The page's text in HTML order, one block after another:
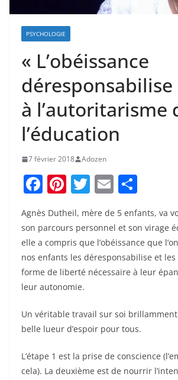
PSYCHOLOGIE
« L’obéissance
déresponsabilise
à l’autoritarisme
l’éducation
7 février 2018 Adozen
F
c
e
b
o
o
k
Pi
nt
er
e
st
T
w
itt
er
E
ai
l
ar
ta
g
er
Agnès Dutheil, mère de 5 enfants, va
son parcours personnel et son virage
elle a compris que l’obéissance que
nos enfants les déresponsabilise et les
forme de liberté nécessaire à leur
leur autonomie.
Un véritable travail sur soi
belle lueur d’espoir pour tous.
L’étape 1 est la prise de conscience
cela). La deuxième est de nourrir